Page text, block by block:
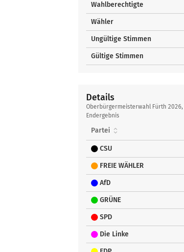
Wahlberechtigte
Wähler
Ungültige Stimmen
Gültige Stimmen
Details
Details
Oberbürgermeisterwahl Fürth
Endergebnis
Partei
CSU
FREIE WÄHLER
AfD
GRÜNE
SPD
Die Linke